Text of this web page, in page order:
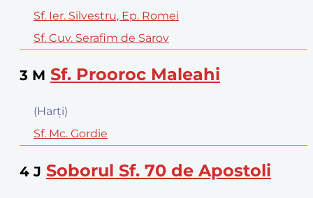
Sf. Ier. Silvestru, Ep. Romei
Sf. Cuv. Serafim de Sarov
3 M Sf. Prooroc Maleahi
(Harţi)
Sf. Mc. Gordie
4 J Soborul Sf. 70 de Apostoli